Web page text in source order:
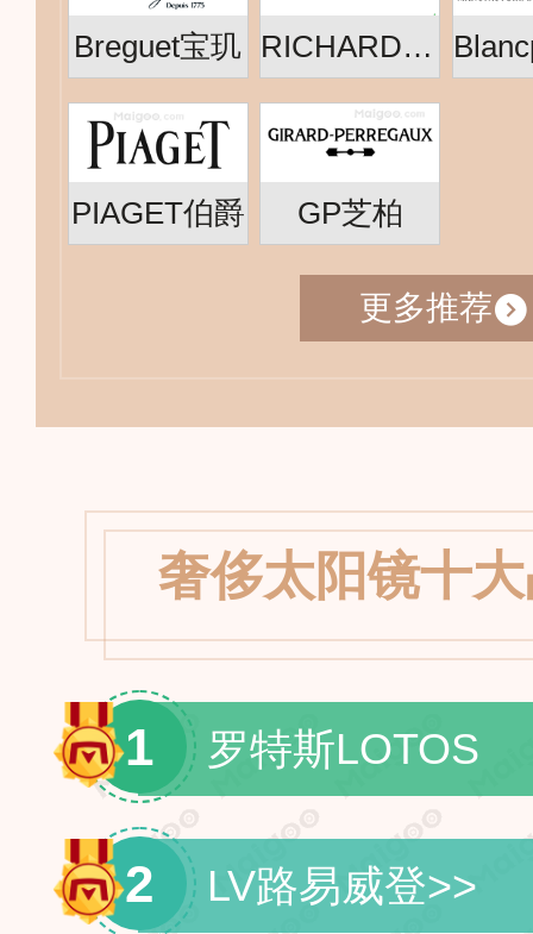
Breguet宝玑 RICHARD MILLE
PIAGET伯爵 GP芝柏
更多推荐
奢侈太阳镜十
1 罗特斯LOTOS
2 LV路易威登>>